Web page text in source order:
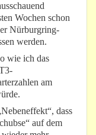
Wochen schon
Nürburgring-
werden.
wie ich das
am
dass
auf dem